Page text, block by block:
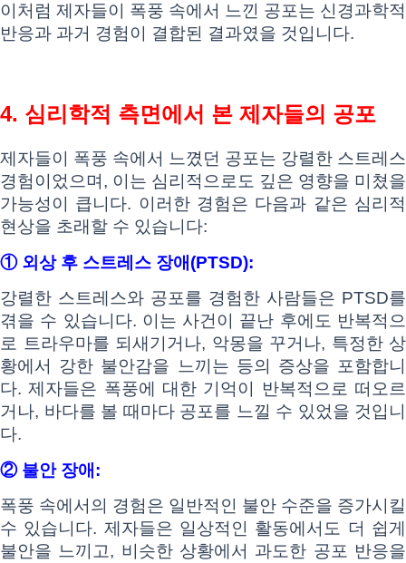
이처럼 제자들이 폭풍 속에서 느낀 공포는 신경과학적
반응과 과거 경험이 결합된 결과였을 것입니다.
4. 심리학적 측면에서 본 제자들의 공포
제자들이 폭풍 속에서 느꼈던 공포는 강렬한 스트레스
경험이었으며, 이는 심리적으로도 깊은 영향을 미쳤을
가능성이 큽니다. 이러한 경험은 다음과 같은 심리적
현상을 초래할 수 있습니다:
① 외상 후 스트레스 장애(PTSD):
강렬한 스트레스와 공포를 경험한 사람들은 PTSD를
겪을 수 있습니다. 이는 사건이 끝난 후에도 반복적으
로 트라우마를 되새기거나, 악몽을 꾸거나, 특정한 상
황에서 강한 불안감을 느끼는 등의 증상을 포함합니
다. 제자들은 폭풍에 대한 기억이 반복적으로 떠오르
거나, 바다를 볼 때마다 공포를 느낄 수 있었을 것입니
다.
② 불안 장애:
폭풍 속에서의 경험은 일반적인 불안 수준을 증가시킬
수 있습니다. 제자들은 일상적인 활동에서도 더 쉽게
불안을 느끼고, 비슷한 상황에서 과도한 공포 반응을